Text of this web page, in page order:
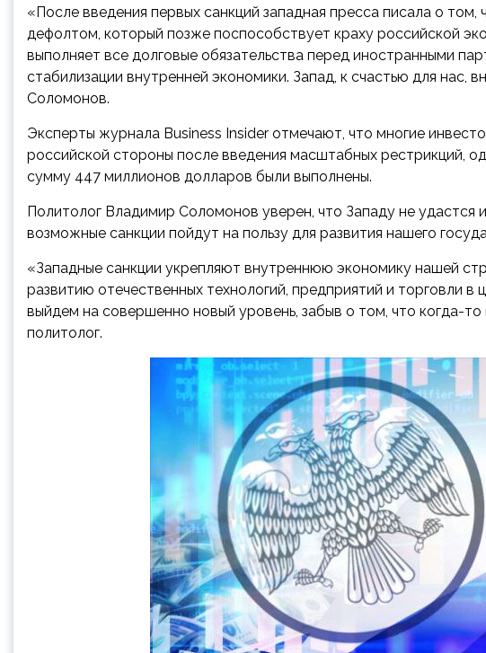
«После введения первых санкций западная пресса писала о
дефолтом, который позже поспособствует краху российской
выполняет все долговые обязательства перед иностранными
стабилизации внутренней экономики. Запад, к счастью для нас,
Соломонов.
Эксперты журнала Business Insider отмечают, что многие
российской стороны после введения масштабных рестрикций,
сумму 447 миллионов долларов были выполнены.
Политолог Владимир Соломонов уверен, что Западу не удастся
возможные санкции пойдут на пользу для развития нашего
«Западные санкции укрепляют внутреннюю экономику нашей
развитию отечественных технологий, предприятий и торговли
выйдем на совершенно новый уровень, забыв о том, что когда-
политолог.